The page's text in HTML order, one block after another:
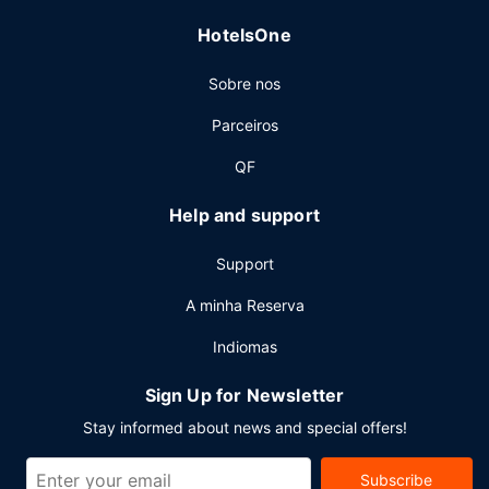
HotelsOne
Sobre nos
Parceiros
QF
Help and support
Support
A minha Reserva
Indiomas
Sign Up for Newsletter
Stay informed about news and special offers!
Subscribe